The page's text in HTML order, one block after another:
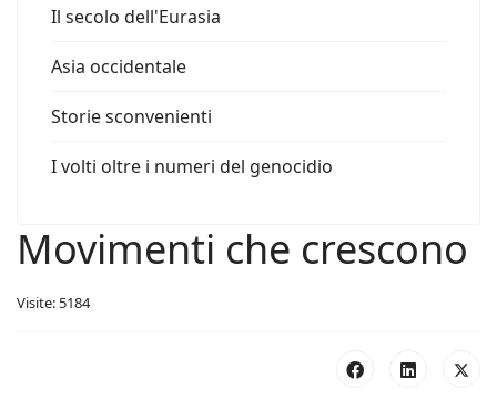
Il secolo dell'Eurasia
Asia occidentale
Storie sconvenienti
I volti oltre i numeri del genocidio
Movimenti che crescono
Visite: 5184